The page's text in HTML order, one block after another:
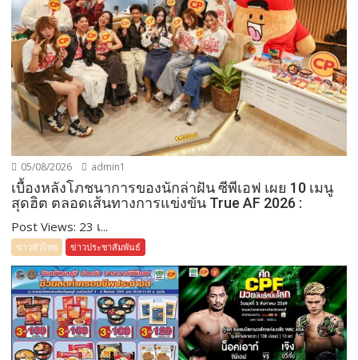
05/08/2026 admin1
เบื้องหลังโภชนาการของนักล่าฝัน ซีพีเอฟ เผย 10 เมนู
สุดฮิต ตลอดเส้นทางการแข่งขัน True AF 2026 :
Post Views: 23 เ...
ข่าวทั่วไทย ข่าวประชาสัมพันธ์